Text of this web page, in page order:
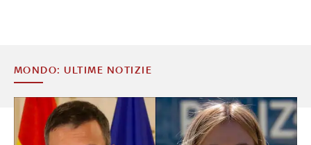
MONDO: ULTIME NOTIZIE